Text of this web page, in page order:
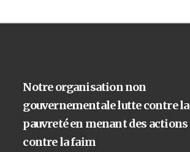
Notre organisation non
gouvernementale lutte contre la
pauvreté en menant des actions
contre la faim